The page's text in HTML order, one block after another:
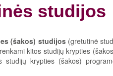
studijos
(šakos) studijos(gretutinė
kitos studijų krypties
studijų krypties (šakos)